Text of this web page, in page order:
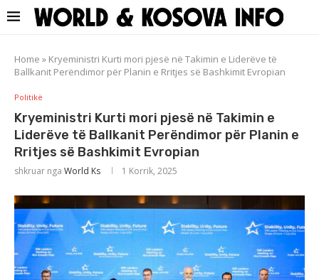
Home » Kryeministri Kurti mori pjesë në Takimin e Liderëve të
Ballkanit Perëndimor për Planin e Rritjes së Bashkimit Evropian
Politikë
Kryeministri Kurti mori pjesë në Takimin e
Liderëve të Ballkanit Perëndimor për Planin e
Rritjes së Bashkimit Evropian
shkruar nga World Ks 1 Korrik, 2025